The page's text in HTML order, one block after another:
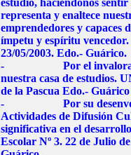
estudio, haciéndonos
representa y enaltece
emprendedores y capaces
ímpetu y espíritu
23/05/2003. Edo.- Guárico.
- Por el invalorable
nuestra casa de estudios.
de la Pascua Edo.- Guárico
- Por su
Actividades de Difusión
significativa en el
Escolar Nº 3. 22 de Julio